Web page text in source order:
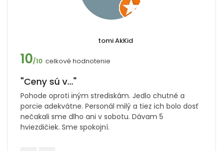
tomi AkKid
10/10 celkové hodnotenie
"Ceny sú v..."
Pohode oproti iným strediskám. Jedlo chutné a
porcie adekvátne. Personál milý a tiez ich bolo dosť
nečakali sme dlho ani v sobotu. Dávam 5
hviezdičiek. Sme spokojní.